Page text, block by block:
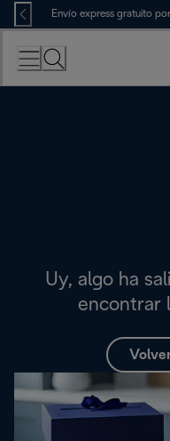
Skip
to
Content
Envío express gratuito
Uy, algo ha
encontrar